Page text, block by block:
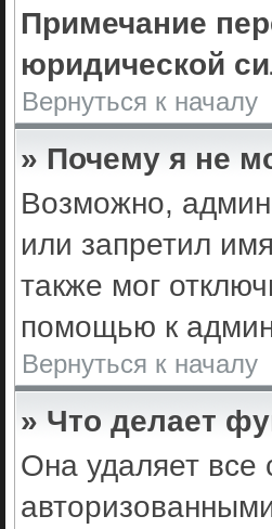
Примечание
юридической
Вернуться к началу
» Почему я не
Возможно,
или запретил
также мог
помощью к
Вернуться к началу
» Что делает
Она удаляет все